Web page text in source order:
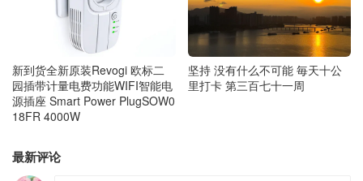
新到货全新原装Revogi 欧标二
园插带计量电费功能WIFI智能电
源插座 Smart Power PlugSOW0
18FR 4000W
坚持 没有什么不可能 毎天十公
里打卡 第三百七十一周
最新评论